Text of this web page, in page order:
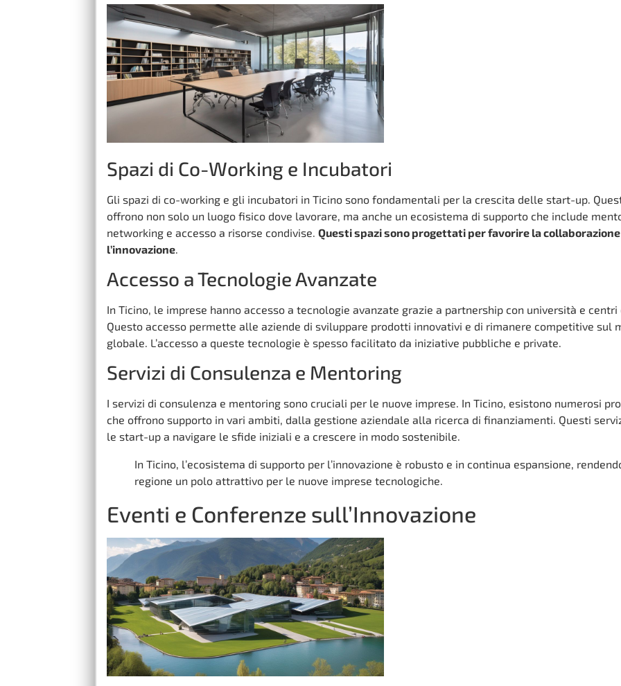
Spazi di Co-Working e Incubatori
Gli spazi di co-working e gli incubatori in Ticino sono fondamentali per la crescita delle start-up.
offrono non solo un luogo fisico dove lavorare, ma anche un ecosistema di supporto che include
networking e accesso a risorse condivise. Questi spazi sono progettati per favorire la collaborazione
l’innovazione.
Accesso a Tecnologie Avanzate
In Ticino, le imprese hanno accesso a tecnologie avanzate grazie a partnership con università e centri
Questo accesso permette alle aziende di sviluppare prodotti innovativi e di rimanere competitive sul
globale. L’accesso a queste tecnologie è spesso facilitato da iniziative pubbliche e private.
Servizi di Consulenza e Mentoring
I servizi di consulenza e mentoring sono cruciali per le nuove imprese. In Ticino, esistono numerosi
che offrono supporto in vari ambiti, dalla gestione aziendale alla ricerca di finanziamenti. Questi
le start-up a navigare le sfide iniziali e a crescere in modo sostenibile.
In Ticino, l’ecosistema di supporto per l’innovazione è robusto e in continua espansione,
regione un polo attrattivo per le nuove imprese tecnologiche.
Eventi e Conferenze sull’Innovazione